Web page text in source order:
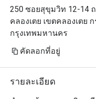
250 ซอยสุขุมวิท 12-14
คลองเตย เขตคลองเตย
กรุงเทพมหานคร
คัดลอกที่อยู่
รายละเอียด